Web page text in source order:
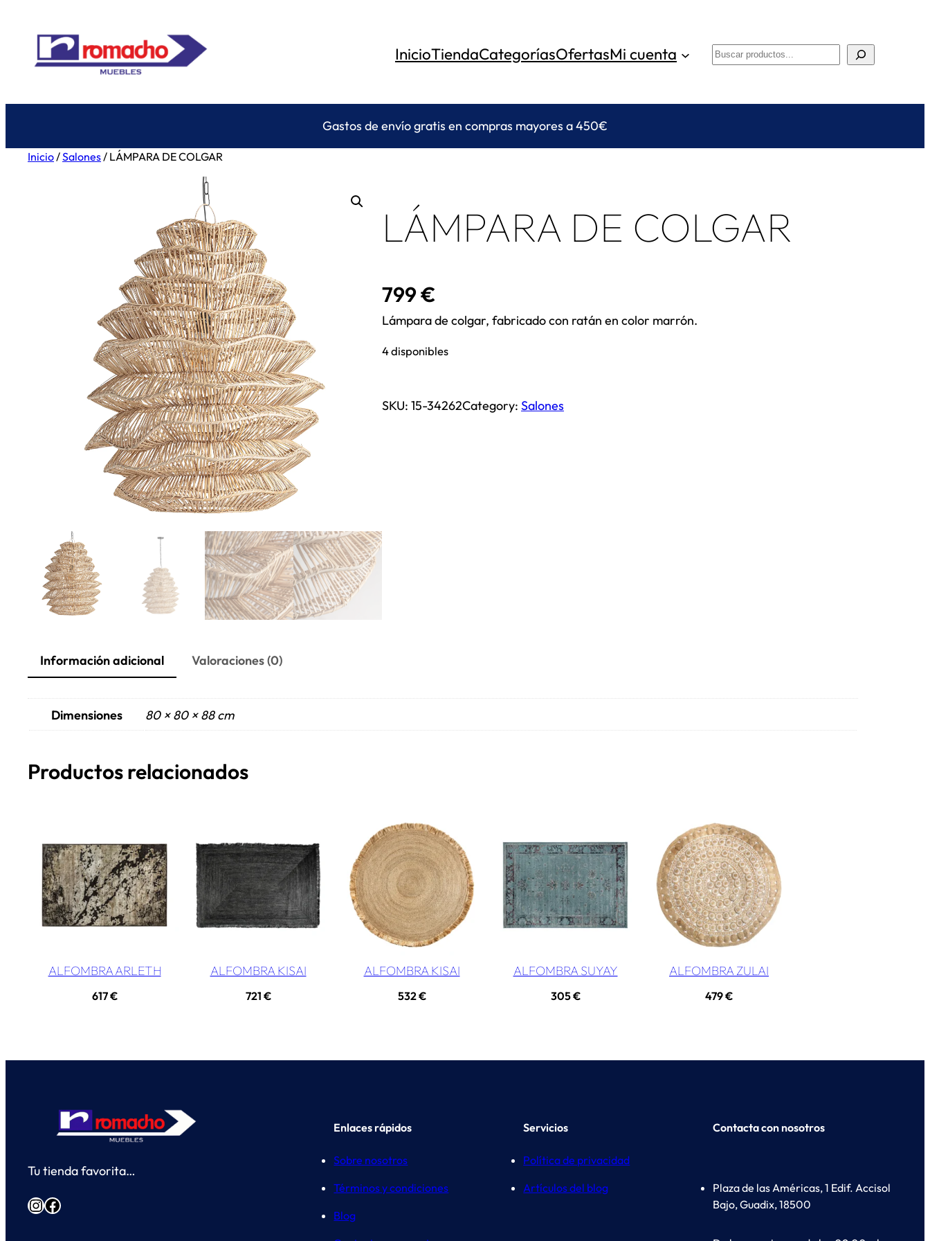
contenido
InicioTiendaCategoríasOfertasMi cuenta Buscar
Gastos de envío gratis en compras mayores a 450€
Inicio /Salones / LÁMPARA DE COLGAR
LÁMPARA DE COLGAR
799€
Lámpara de colgar, fabricado con ratán en color marrón.
4 disponibles
SKU: 15-34262Category: Salones
Información adicional Valoraciones (0)
Dimensiones 80 × 80 × 88 cm
Productos relacionados
ALFOMBRA ARLETH
617€
ALFOMBRA KISAI
721 €
ALFOMBRA KISAI
532€
ALFOMBRA SUYAY
305€
ALFOMBRA ZULAI
479€
Tu tienda favorita…
InstagramFacebook
Enlaces rápidos
Sobre nosotros
Términos y condiciones
Blog
Servicios
Política de privacidad
Artículos del blog
Contacta con nosotros
Plaza de las Américas, 1 Edif. Accisol
Bajo, Guadix, 18500